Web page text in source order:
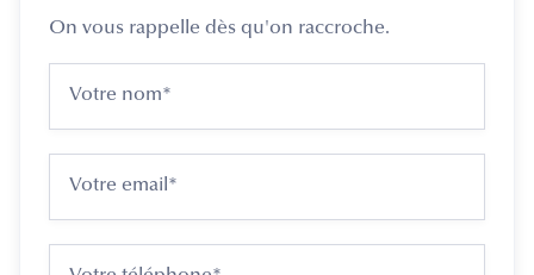
On vous rappelle dès qu'on raccroche.